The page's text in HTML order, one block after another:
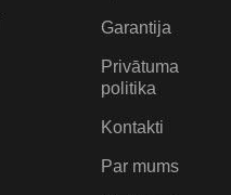
Garantija
Privātuma
politika
Kontakti
Par mums